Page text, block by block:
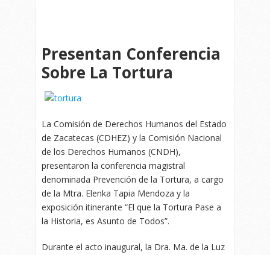
Presentan Conferencia
Sobre La Tortura
La Comisión de Derechos Humanos del Estado
de Zacatecas (CDHEZ) y la Comisión Nacional
de los Derechos Humanos (CNDH),
presentaron la conferencia magistral
denominada Prevención de la Tortura, a cargo
de la Mtra. Elenka Tapia Mendoza y la
exposición itinerante “El que la Tortura Pase a
la Historia, es Asunto de Todos”.
Durante el acto inaugural, la Dra. Ma. de la Luz